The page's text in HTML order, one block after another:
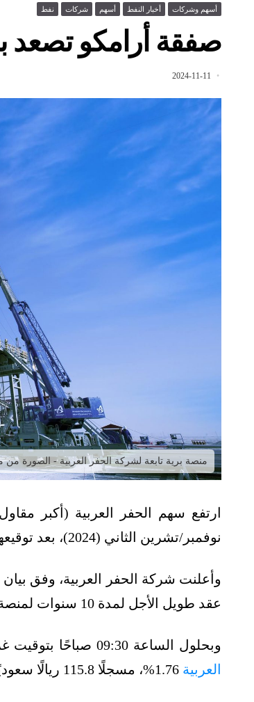
أسهم وشركات أخبار النفط أسهم شركات نفط
صفقة أرامكو تصعد
2024-11-11
منصة برية تابعة لشركة الحفر العربية - الصورة من
نوفمبر/تشرين الثاني (2024)، بعد توقيعها صفقة مع أرامكو لتمديد عمل منصة حفر برية.
وأعلنت شركة الحفر العربية، وفق
عقد طويل الأجل لمدة 10 سنوات لمنصة حفر برية تعمل لدى أرامكو السعودية.
وبحلول الساعة 09:30 صباحًا بتوقيت غرينتش (12:30 مساءً بتوقيت مكة المكرمة)، ارتفع
العربية